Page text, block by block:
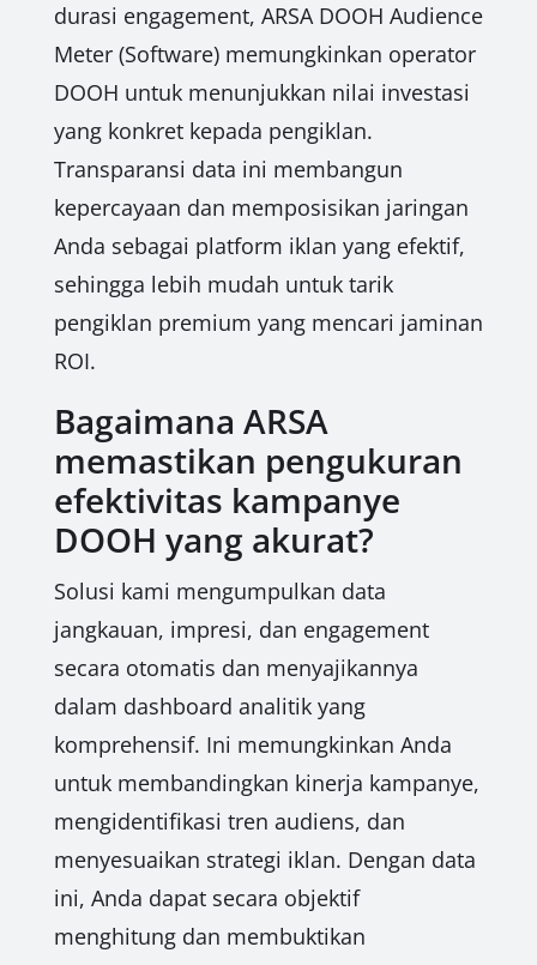
durasi engagement, ARSA DOOH Audience
Meter (Software) memungkinkan operator
DOOH untuk menunjukkan nilai investasi
yang konkret kepada pengiklan.
Transparansi data ini membangun
kepercayaan dan memposisikan jaringan
Anda sebagai platform iklan yang efektif,
sehingga lebih mudah untuk tarik
pengiklan premium yang mencari jaminan
ROI.
Bagaimana ARSA
memastikan pengukuran
efektivitas kampanye
DOOH yang akurat?
Solusi kami mengumpulkan data
jangkauan, impresi, dan engagement
secara otomatis dan menyajikannya
dalam dashboard analitik yang
komprehensif. Ini memungkinkan Anda
untuk membandingkan kinerja kampanye,
mengidentifikasi tren audiens, dan
menyesuaikan strategi iklan. Dengan data
ini, Anda dapat secara objektif
menghitung dan membuktikan